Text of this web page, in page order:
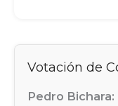
Votación de
Pedro Bichara: